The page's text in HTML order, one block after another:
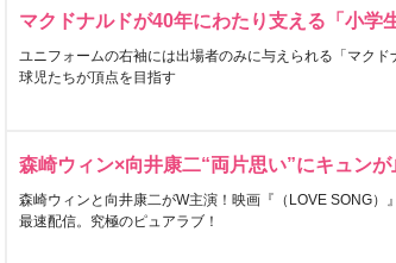
マクドナルドが40年にわたり支える「小学
ユニフォームの右袖には出場者のみに与えられる「マク
球児たちが頂点を目指す
森崎ウィン×向井康二“両片思い”にキュンが
森崎ウィンと向井康二がW主演！映画『（LOVE SONG）
最速配信。究極のピュアラブ！